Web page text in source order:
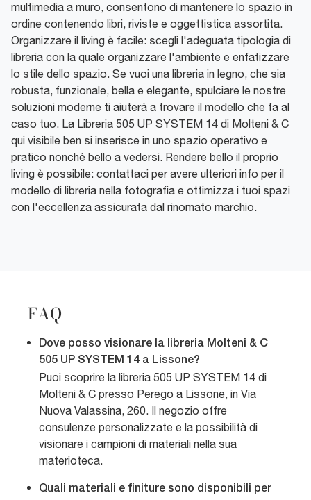
multimedia a muro, consentono di mantenere lo spazio in
ordine contenendo libri, riviste e oggettistica assortita.
Organizzare il living è facile: scegli l'adeguata tipologia di
libreria con la quale organizzare l'ambiente e enfatizzare
lo stile dello spazio. Se vuoi una libreria in legno, che sia
robusta, funzionale, bella e elegante, spulciare le nostre
soluzioni moderne ti aiuterà a trovare il modello che fa al
caso tuo. La Libreria 505 UP SYSTEM 14 di Molteni & C
qui visibile ben si inserisce in uno spazio operativo e
pratico nonché bello a vedersi. Rendere bello il proprio
living è possibile: contattaci per avere ulteriori info per il
modello di libreria nella fotografia e ottimizza i tuoi spazi
con l'eccellenza assicurata dal rinomato marchio.
FAQ
Dove posso visionare la libreria Molteni & C
505 UP SYSTEM 14 a Lissone?
Puoi scoprire la libreria 505 UP SYSTEM 14 di
Molteni & C presso Perego a Lissone, in Via
Nuova Valassina, 260. Il negozio offre
consulenze personalizzate e la possibilità di
visionare i campioni di materiali nella sua
materioteca.
Quali materiali e finiture sono disponibili per